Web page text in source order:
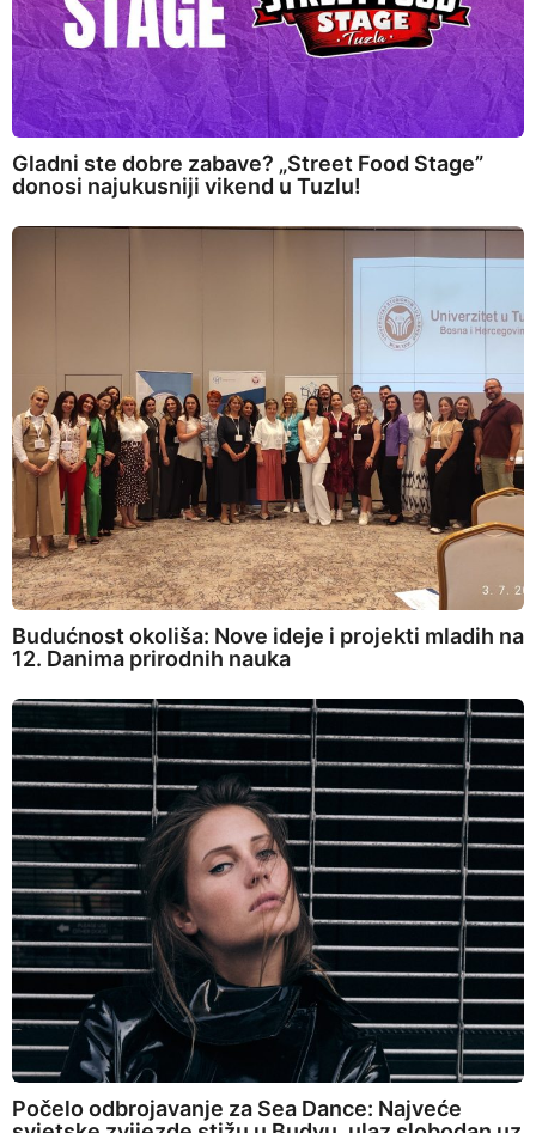
Gladni ste dobre zabave? „Street Food Stage”
donosi najukusniji vikend u Tuzlu!
Budućnost okoliša: Nove ideje i projekti mladih na
12. Danima prirodnih nauka
Počelo odbrojavanje za Sea Dance: Najveće